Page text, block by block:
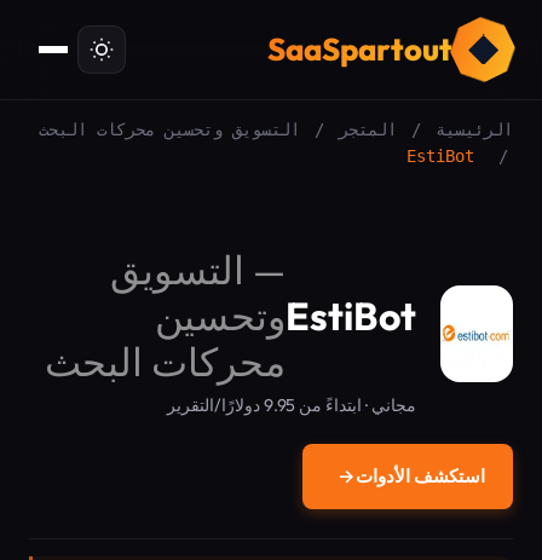
SaaSpartout
الرئيسية / المتجر /
التسويق وتحسين محركات البحث
/
EstiBot
EstiBot
— التسويق
وتحسين
محركات البحث
مجاني · ابتداءً من 9.95 دولارًا/التقرير
استكشف الأدوات→